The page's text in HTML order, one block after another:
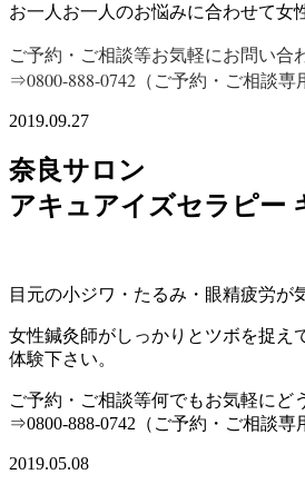
お一人お一人のお悩みに合わせて女
ご予約・ご相談等お気軽にお問い合
⇒0800-888-0742（ご予約・ご相談専
2019.09.27
奈良サロン
アキュアイズセラピー
目元の小ジワ・たるみ・眼精疲労が
女性鍼灸師がしっかりとツボを捉え
体験下さい。
ご予約・ご相談等何でもお気軽にど
⇒0800-888-0742（ご予約・ご相談専
2019.05.08